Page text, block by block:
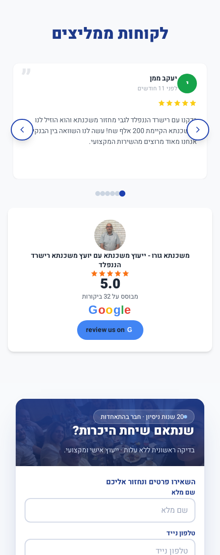
לקוחות ממליצים
י יעקב ממן
לפני 11 חודשים
בדקנו עם רישרד הננפלד לגבי מחזור משכנתא והוא הוזיל לנו
במשכנתא הקיימת 200 אלף שח! עשה לנו השוואה בין הבנקים,
אנחנו מאוד מרוצים מהשירות המקצועי.
משכנתא גורו - ייעוץ משכנתא עם יועץ משכנתא רישרד
הננפלד
5.0
מבוסס על 32 ביקורות
review us on
20 שנות ניסיון · חבר בהתאחדות
שנתאם שיחת היכרות?
בדיקה ראשונית ללא עלות · ייעוץ אישי ומקצועי.
השאירו פרטים ונחזור אליכם
שם מלא
טלפון נייד